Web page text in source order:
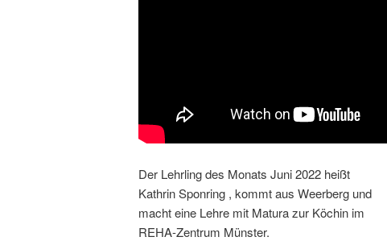
Der Lehrling des Monats Juni 2022 heißt
Kathrin Sponring , kommt aus Weerberg und
macht eine Lehre mit Matura zur Köchin im
REHA-Zentrum Münster.